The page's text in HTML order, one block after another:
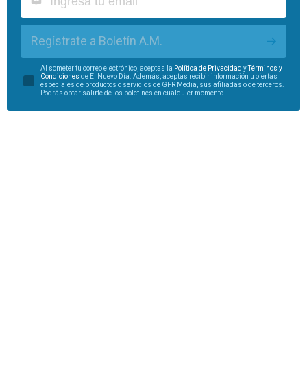
Regístrate a Boletín A.M.
Al someter tu correo electrónico, aceptas la Política de Privacidad yTérminos y
Condiciones de El Nuevo Día. Además, aceptas recibir información u ofertas
especiales de productos o servicios de GFR Media, sus afiliadas o de terceros.
Podrás optar salirte de los boletines en cualquier momento.